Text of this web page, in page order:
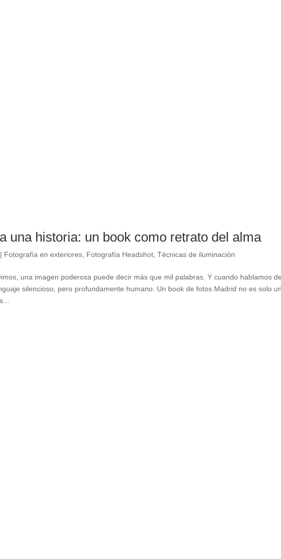
una historia: un book como retrato del alma
| Fotografía en exteriores Fotografía Headshot ,Técnicas de iluminación
una imagen poderosa puede decir más que mil palabras. Y cuando hablamos
silencioso, pero profundamente humano. Un book de fotos Madrid no es solo